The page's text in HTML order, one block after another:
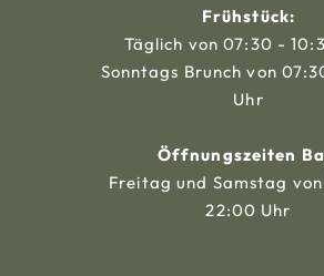
Frühstück:
Täglich von 07:30 -
Sonntags Brunch von
Uhr
Öffnungszeiten
Freitag und Samstag
22:00 Uhr